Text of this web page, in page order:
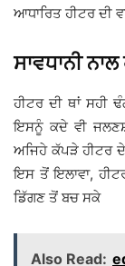
ਆਧਾਰਿਤ ਹੀਟਰ ਦੀ
ਸਾਵਧਾਨੀ
ਹੀਟਰ ਦੀ ਥਾਂ ਸਹੀ
ਇਸਨੂੰ ਕਦੇ ਵੀ
ਅਜਿਹੇ ਕੱਪੜੇ ਹੀਟਰ
ਇਸ ਤੋਂ ਇਲਾਵਾ,
ਡਿੱਗਣ ਤੋਂ ਬਚ ਸਕੇ
Also Read: